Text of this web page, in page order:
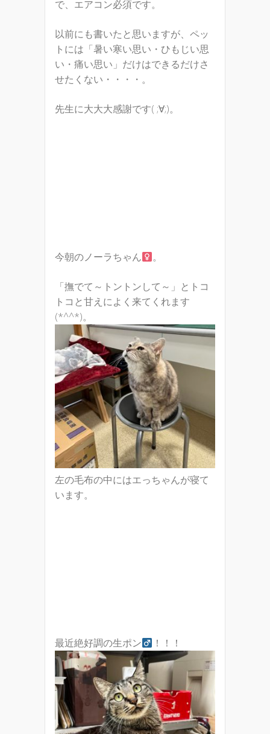
で、エアコン必須です。
以前にも書いたと思いますが、ペッ
トには「暑い寒い思い・ひもじい思
い・痛い思い」だけはできるだけさ
せたくない・・・・。
先生に大大大感謝です( ;∀;)。
今朝のノーラちゃん 。
「撫でて～トントンして～」とトコ
トコと甘えによく来てくれます
(*^^*)。
左の毛布の中にはエっちゃんが寝て
います。
最近絶好調の生ポン ！！！